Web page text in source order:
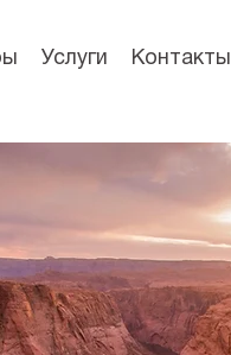
Услуги Контакты